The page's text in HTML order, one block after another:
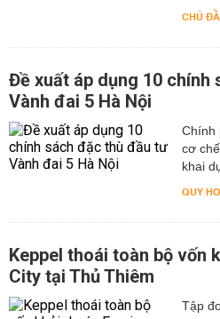
CHỦ
Đề xuất áp dụng 10
Vành đai 5 Hà Nội
Chính
cơ
khai
QUY
Keppel thoái toàn bộ vốn
City tại Thủ Thiêm
Tập